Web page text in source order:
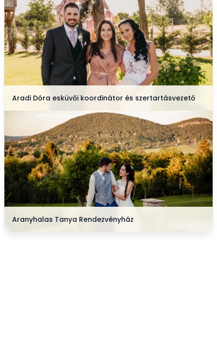
Aradi Dóra esküvői koordinátor és szertartásvezető
Aranyhalas Tanya Rendezvényház